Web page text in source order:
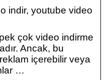
indir, youtube video
çok video indirme
Ancak, bu
içerebilir veya
…